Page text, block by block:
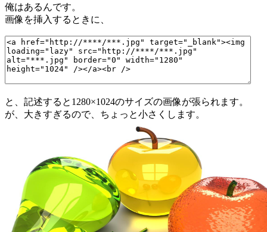
俺はあるんです。
画像を挿入するときに、
と、記述すると1280×1024のサイズの画像が張られます。
が、大きすぎるので、ちょっと小さくします。